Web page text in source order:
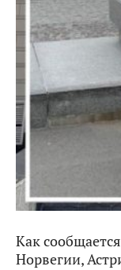
Как
Норвегии,